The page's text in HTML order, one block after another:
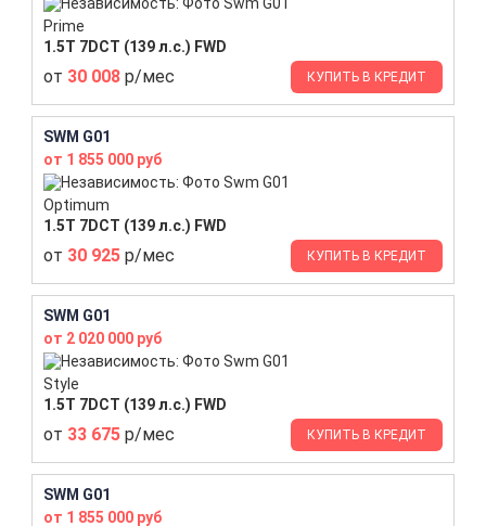
Prime
1.5T 7DCT (139 л.с.) FWD
от 30 008 р/мес КУПИТЬ В КРЕДИТ
SWM G01
от 1 855 000 руб
Optimum
1.5T 7DCT (139 л.с.) FWD
от 30 925 р/мес КУПИТЬ В КРЕДИТ
SWM G01
от 2 020 000 руб
Style
1.5T 7DCT (139 л.с.) FWD
от 33 675 р/мес КУПИТЬ В КРЕДИТ
SWM G01
от 1 855 000 руб